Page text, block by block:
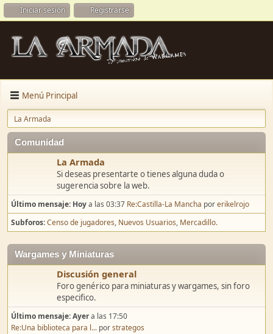
Iniciar sesión Registrarse
Menú Principal
La Armada
Comunidad
La Armada
Si deseas presentarte o tienes alguna duda o
sugerencia sobre la web.
Último mensaje: Hoya las 03:37 Re:Castilla-La Mancha porerikelrojo
Subforos Censo de jugadores Nuevos Usuarios Mercadillo.
Wargames y Miniaturas
Discusión general
Foro genérico para miniaturas y wargames, sin foro
especifico.
Último mensaje:Ayera las 17:50
Re:Una biblioteca para l... porstrategos